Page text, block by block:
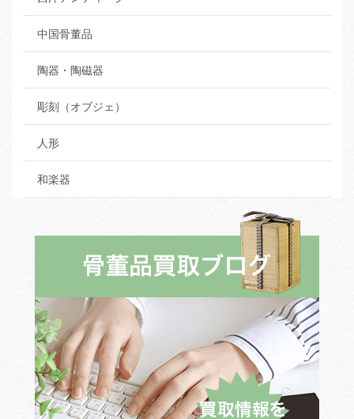
中国骨董品
陶器・陶磁器
彫刻（オブジェ）
人形
和楽器